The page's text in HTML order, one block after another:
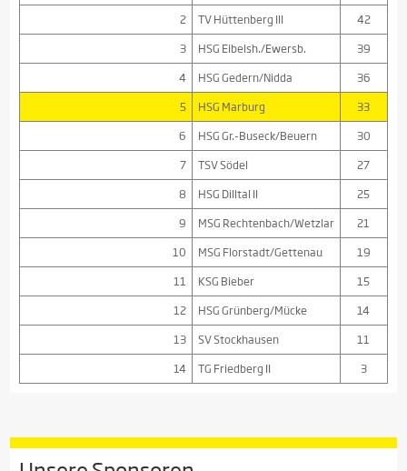
2
TV Hüttenberg III
42
3
HSG Eibelsh./Ewersb.
39
4
HSG Gedern/Nidda
36
5
HSG Marburg
33
6
HSG Gr.-Buseck/Beuern
30
7
TSV Södel
27
8
HSG Dilltal II
25
9
MSG Rechtenbach/Wetzlar
21
10
MSG Florstadt/Gettenau
19
11
KSG Bieber
15
12
HSG Grünberg/Mücke
14
13
SV Stockhausen
11
14
TG Friedberg II 3